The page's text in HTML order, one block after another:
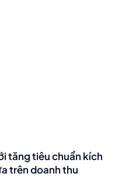
tăng tiêu chuẩn kích
trên doanh thu